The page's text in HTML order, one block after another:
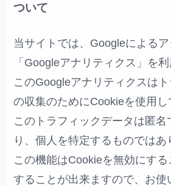
ついて
当サイトでは、Googleによる
「Googleアナリティクス」を利
このGoogleアナリティクスは
の収集のためにCookieを使用し
このトラフィックデータは匿名
り、個人を特定するものではあ
この機能はCookieを無効にす
することが出来ますので、お使